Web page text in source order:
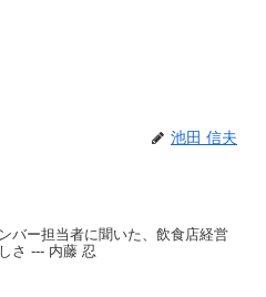
池田 信夫
バー担当者に聞いた、飲食店経営
さ --- 内藤 忍